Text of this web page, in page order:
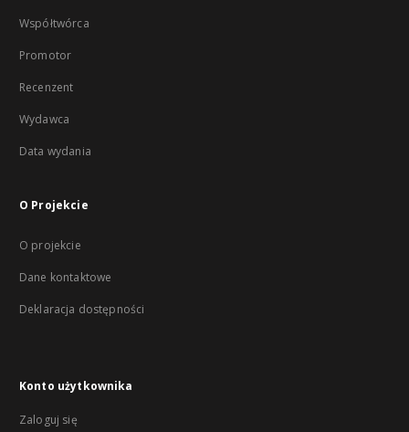
Współtwórca
Promotor
Recenzent
Wydawca
Data wydania
O Projekcie
O projekcie
Dane kontaktowe
Deklaracja dostępności
Konto użytkownika
Zaloguj się